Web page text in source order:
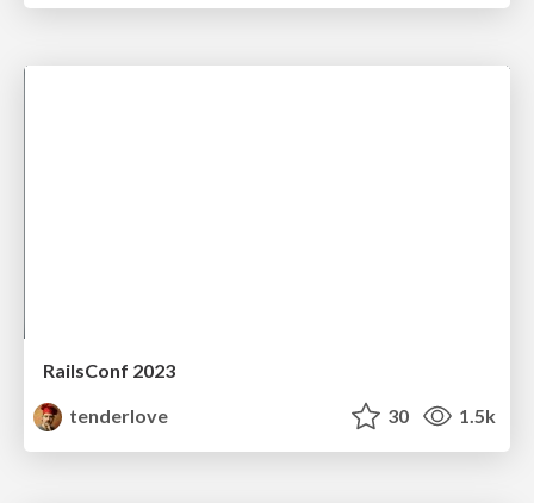
RailsConf 2023
tenderlove
30 1.5k